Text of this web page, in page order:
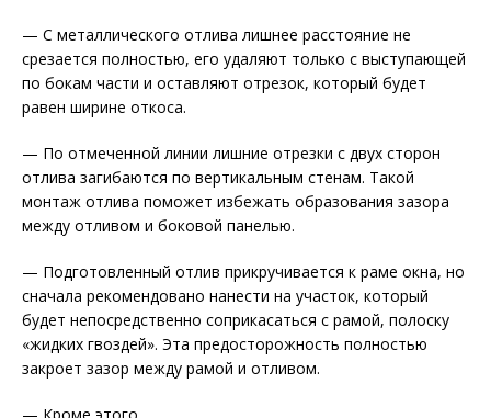
— С металлического отлива лишнее расстояние не
срезается полностью, его удаляют только с выступающей
по бокам части и оставляют отрезок, который будет
равен ширине откоса.
— По отмеченной линии лишние отрезки с двух сторон
отлива загибаются по вертикальным стенам. Такой
монтаж отлива поможет избежать образования зазора
между отливом и боковой панелью.
— Подготовленный отлив прикручивается к раме окна, но
сначала рекомендовано нанести на участок, который
будет непосредственно соприкасаться с рамой, полоску
«жидких гвоздей». Эта предосторожность полностью
закроет зазор между рамой и отливом.